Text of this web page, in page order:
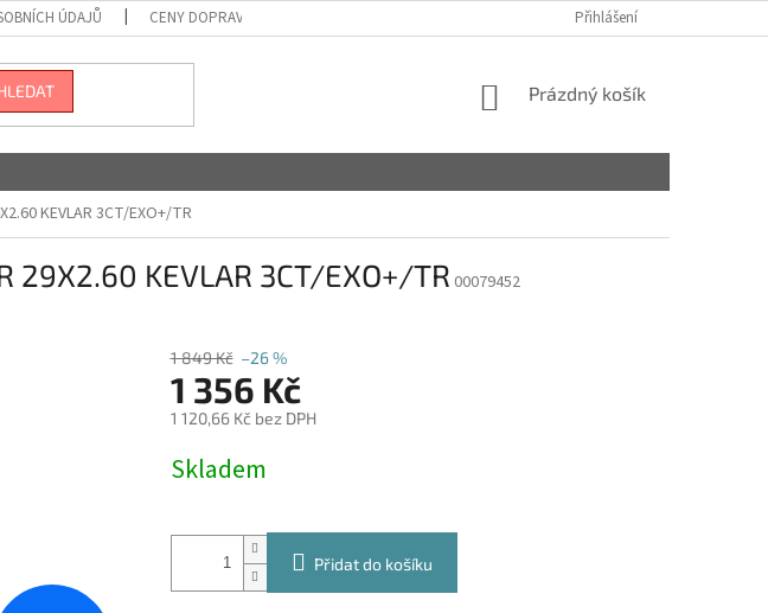
ÚDAJŮ CENY DOPRAVY Přihlášení
NÁKUPNÍ
Prázdný košík
KEVLAR 3CT/EXO+/TR
29X2.60 KEVLAR 3CT/EXO+/TR 00079452
1 849 Kč –26 %
1 356 Kč
1 120,66 Kč bez DPH
cena:
Skladem
Přidat do košíku